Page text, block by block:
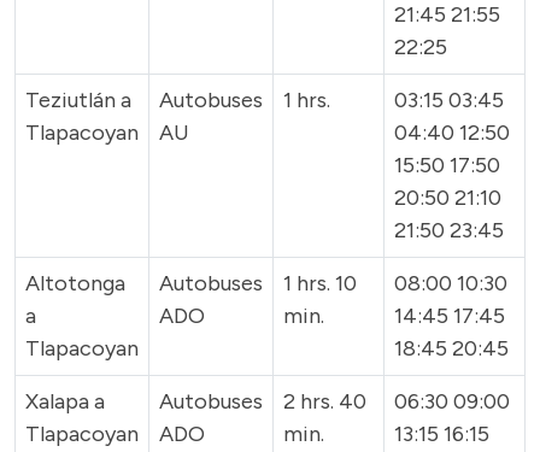
21:45 21:55
22:25
Teziutlán a
Tlapacoyan
Autobuses
AU
1 hrs.
03:15 03:45
04:40 12:50
15:50 17:50
20:50 21:10
21:50 23:45
Altotonga
a
Tlapacoyan
Autobuses
ADO
1 hrs. 10
min.
08:00 10:30
14:45 17:45
18:45 20:45
Xalapa a
Tlapacoyan
Autobuses
ADO
2 hrs. 40
min.
06:30 09:00
13:15 16:15